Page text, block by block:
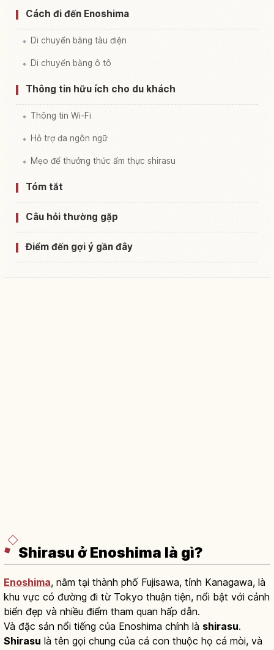
Cách đi đến Enoshima
Di chuyển bằng tàu điện
Di chuyển bằng ô tô
Thông tin hữu ích cho du khách
Thông tin Wi-Fi
Hỗ trợ đa ngôn ngữ
Mẹo để thưởng thức ẩm thực shirasu
Tóm tắt
Câu hỏi thường gặp
Điểm đến gợi ý gần đây
Shirasu ở Enoshima là gì?
Enoshima, nằm tại thành phố Fujisawa, tỉnh Kanagawa, là
khu vực có đường đi từ Tokyo thuận tiện, nổi bật với cảnh
biển đẹp và nhiều điểm tham quan hấp dẫn.
Và đặc sản nổi tiếng của Enoshima chính là shirasu.
Shirasu là tên gọi chung của cá con thuộc họ cá mòi, và